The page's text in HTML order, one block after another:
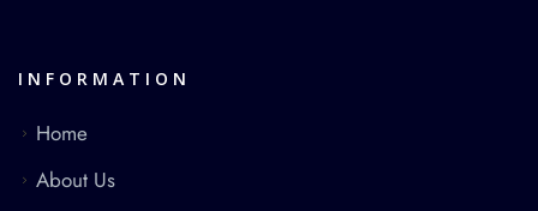
INFORMATION
Home
About Us